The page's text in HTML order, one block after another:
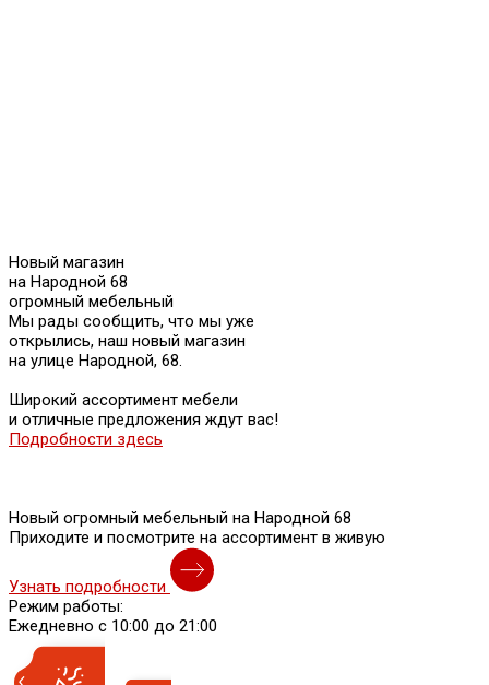
Новый магазин
на Народной 68
огромный мебельный
Мы рады сообщить, что мы уже
открылись, наш новый магазин
на улице Народной, 68.
Широкий ассортимент мебели
и отличные предложения ждут вас!
Подробности здесь
Новый огромный мебельный на Народной 68
Приходите и посмотрите на ассортимент в живую
Узнать подробности
Режим работы:
Ежедневно с 10:00 до 21:00